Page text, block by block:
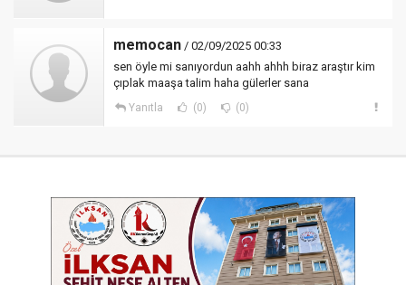
memocan / 02/09/2025 00:33
sen öyle mi sanıyordun aahh ahhh biraz araştır kim
çıplak maaşa talim haha gülerler sana
Yanıtla (0) (0)